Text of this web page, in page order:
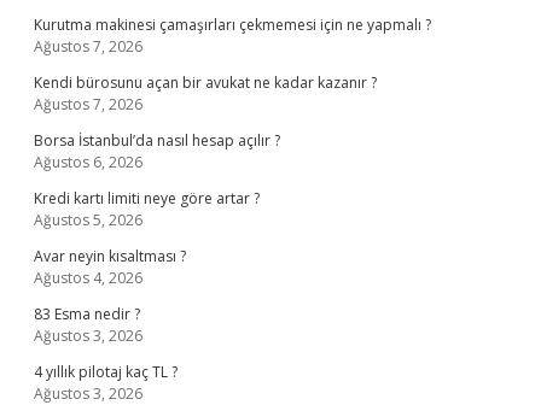
Kurutma makinesi çamaşırları çekmemesi için ne yapmalı ?
Ağustos 7, 2026
Kendi bürosunu açan bir avukat ne kadar kazanır ?
Ağustos 7, 2026
Borsa İstanbul’da nasıl hesap açılır ?
Ağustos 6, 2026
Kredi kartı limiti neye göre artar ?
Ağustos 5, 2026
Avar neyin kısaltması ?
Ağustos 4, 2026
83 Esma nedir ?
Ağustos 3, 2026
4 yıllık pilotaj kaç TL ?
Ağustos 3, 2026